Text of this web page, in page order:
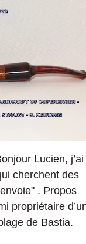
Lucien,
cherchent des
. Propos
propriétaire
de Bastia.